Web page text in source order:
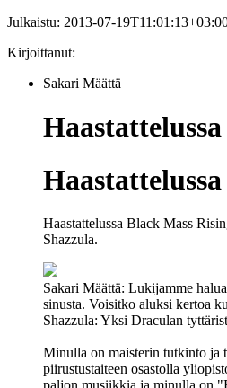
Julkaistu: 2013-07-
Kirjoittanut:
Sakari Määttä
Haastattelussa Black Mass
Shazzula.
Sakari Määttä: Lukijamme
sinusta. Voisitko aluksi kertoa
Shazzula: Yksi Draculan
Minulla on maisterin tutkinto ja
piirustustaiteen osastolla